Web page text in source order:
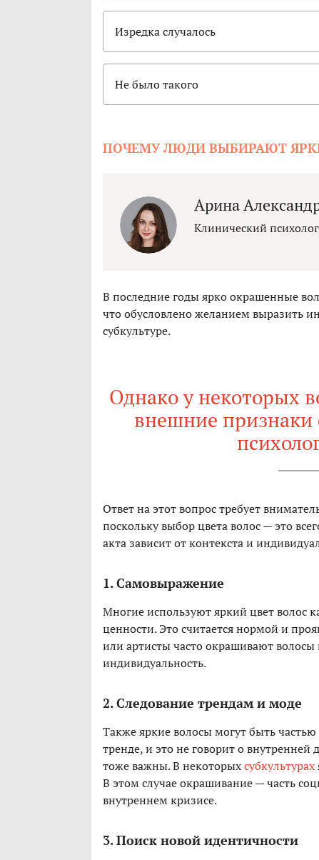
Изредка случалось
Не было такого
ПОЧЕМУ ЛЮДИ ВЫБИРАЮТ
Арина
Клинический
В последние годы ярко окрашенные
что обусловлено желанием выразить
субкультуре.
Однако у некоторых
внешние признаки
Ответ на этот вопрос требует
поскольку выбор цвета волос — это
акта зависит от контекста и
1. Самовыражение
Многие используют яркий цвет волос
ценности. Это считается нормой и
или артисты часто окрашивают
индивидуальность.
2. Следование трендам и моде
Также яркие волосы могут быть
тренде, и это не говорит о
тоже важны. В некоторыхсубкультурах
В этом случае окрашивание — часть
внутреннем кризисе.
3. Поиск новой идентичности